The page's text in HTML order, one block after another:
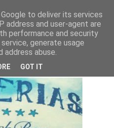
to deliver its services
address and user-agent are
performance and security
generate usage
abuse.
GOT IT